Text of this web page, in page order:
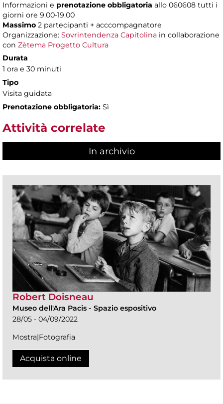
Informazioni e prenotazione obbligatoria allo 060608 tutti i
giorni ore 9.00-19.00
Massimo 2 partecipanti + acccompagnatore
Organizzazione: Sovrintendenza Capitolina in collaborazione
con Zètema Progetto Cultura
Durata
1 ora e 30 minuti
Tipo
Visita guidata
Prenotazione obbligatoria: Sì
Attività correlate
In archivio
Robert Doisneau
Museo dell'Ara Pacis - Spazio espositivo
28/05 - 04/09/2022
Mostra|Fotografia
Acquista online